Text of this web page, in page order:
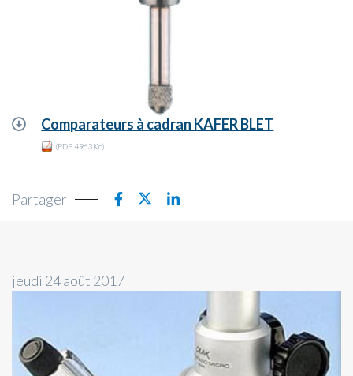
Comparateurs à cadran KAFER BLET
(PDF 4963Ko)
Partager
jeudi 24 août 2017